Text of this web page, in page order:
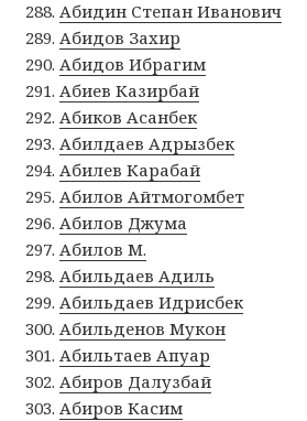
Абидин Степан Иванович
Абидов Захир
Абидов Ибрагим
Абиев Казирбай
Абиков Асанбек
Абилдаев Адрызбек
Абилев Карабай
Абилов Айтмогомбет
Абилов Джума
Абилов М.
Абильдаев Адиль
Абильдаев Идрисбек
Абильденов Мукон
Абильтаев Апуар
Абиров Далузбай
Абиров Касим